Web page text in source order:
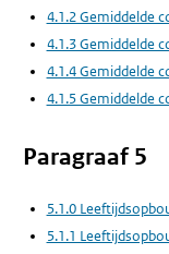
4.1.2 Gemiddelde
4.1.3 Gemiddelde
4.1.4 Gemiddelde
4.1.5 Gemiddelde
Paragraaf 5
5.1.0
5.1.1